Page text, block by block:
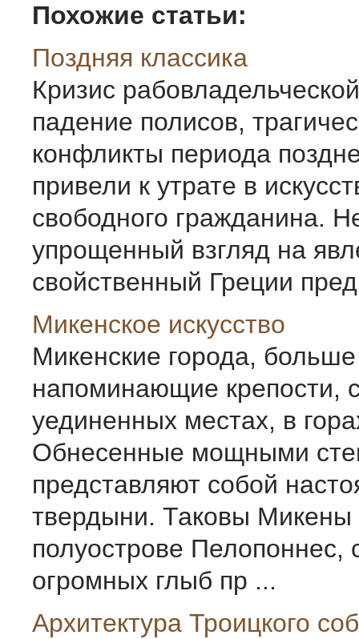
Похожие статьи:
Поздняя классика
Кризис
падение поли­сов,
конфликты периода
привели к утрате в
свободного гражда­нина.
упрощенный взгляд на
свойственный Греции
Микенское искусство
Микенские города, больше
напоминающие крепости,
уединенных местах, в
Обнесенные мощными
представляют собой
твердыни. Таковы
полуострове Пелопоннес,
огромных глыб пр ...
Архитектура Троицкого